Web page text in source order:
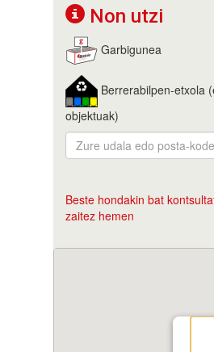
Non utzi
Garbigunea
Berrerabilpen-etxola
objektuak)
Beste hondakin bat
zaitez hemen